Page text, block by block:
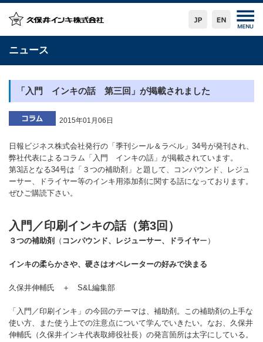
ニュース
「入門 インキの話 第三回」が掲載されました
2015年01月06日
日報ビジネス株式会社発行の「季刊シール＆ラベル」34号が発刊され、
弊社代表によるコラム「入門 インキの話」が掲載されています。
第3話となる34号は「３つの補助剤」と題して、コンパウンド、レジュ
ーサー、ドライヤー等のインキ用添加剤に関する話になっております。
ぜひご購読下さい。
入門／印刷インキの話（第3回）
３つの補助剤 （ コンパウンド、レジューサー、ドライヤー）
インキの柔らかさや、硬さはオペレーターの好みで決まる
久保井伸輔氏 ＋ S&L編集部
「入門／印刷インキ」の今回のテーマは、補助剤。この補助剤の上手な
使い方、また使う上での注意点について学んでいきたい。なお、久保井
伸輔氏（久保井インキ代表取締役社長）の発言箇所は太字にしている。